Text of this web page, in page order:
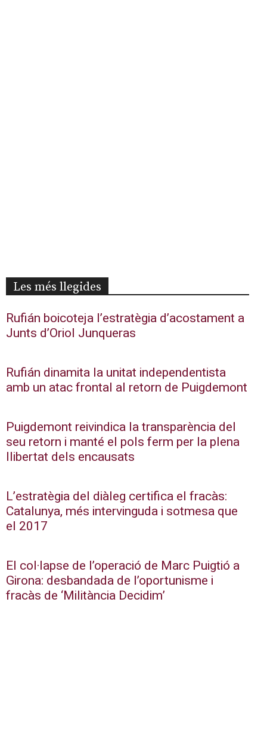
Les més llegides
Rufián boicoteja l’estratègia d’acostament a
Junts d’Oriol Junqueras
Rufián dinamita la unitat independentista
amb un atac frontal al retorn de Puigdemont
Puigdemont reivindica la transparència del
seu retorn i manté el pols ferm per la plena
llibertat dels encausats
L’estratègia del diàleg certifica el fracàs:
Catalunya, més intervinguda i sotmesa que
el 2017
El col·lapse de l’operació de Marc Puigtió a
Girona: desbandada de l’oportunisme i
fracàs de ‘Militància Decidim’